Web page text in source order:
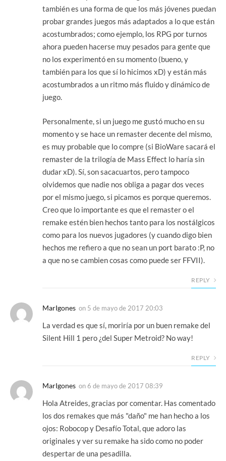
también es una forma de que los más jóvenes puedan
probar grandes juegos más adaptados a lo que están
acostumbrados; como ejemplo, los RPG por turnos
ahora pueden hacerse muy pesados para gente que
no los experimentó en su momento (bueno, y
también para los que sí lo hicimos xD) y están más
acostumbrados a un ritmo más fluido y dinámico de
juego.
Personalmente, si un juego me gustó mucho en su
momento y se hace un remaster decente del mismo,
es muy probable que lo compre (si BioWare sacará el
remaster de la trilogía de Mass Effect lo haría sin
dudar xD). Sí, son sacacuartos, pero tampoco
olvidemos que nadie nos obliga a pagar dos veces
por el mismo juego, si picamos es porque queremos.
Creo que lo importante es que el remaster o el
remake estén bien hechos tanto para los nostálgicos
como para los nuevos jugadores (y cuando digo bien
hechos me refiero a que no sean un port barato :P, no
a que no se cambien cosas como puede ser FFVII).
REPLY
MarIgones on 5 de mayo de 2017 20:03
La verdad es que sí, moriría por un buen remake del
Silent Hill 1 pero ¿del Super Metroid? No way!
REPLY
MarIgones on6 de mayo de 2017 08:39
Hola Atreides, gracias por comentar. Has comentado
los dos remakes que más "daño" me han hecho a los
ojos: Robocop y Desafío Total, que adoro las
originales y ver su remake ha sido como no poder
despertar de una pesadilla.